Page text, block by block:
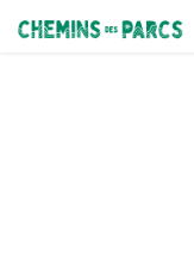
Chemins des Parcs